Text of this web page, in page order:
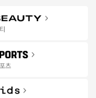
받아보세요!